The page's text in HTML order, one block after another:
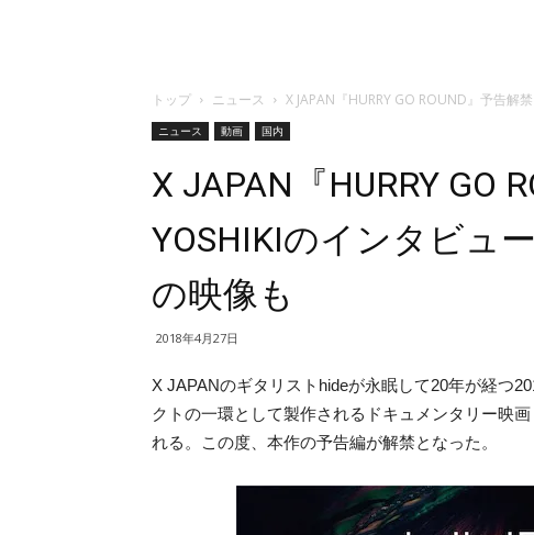
トップ ニュース X JAPAN『HURRY GO ROUND』予告解
ニュース 動画 国内
X JAPAN『HURRY GO
YOSHIKIのインタビュ
の映像も
2018年4月27日
X JAPANのギタリストhideが永眠して20年が経つ
クトの一環として製作されるドキュメンタリー映画
れる。この度、本作の予告編が解禁となった。